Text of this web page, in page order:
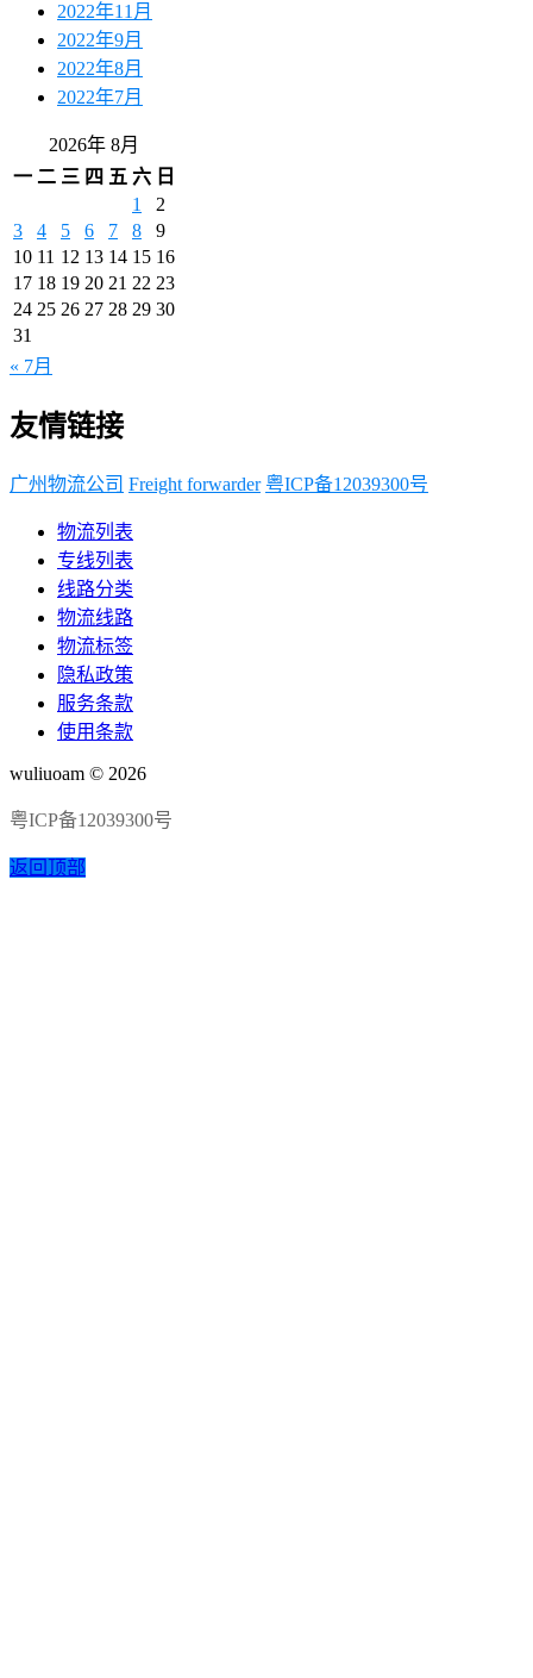
2022年11月
2022年9月
2022年8月
2022年7月
2026年 8月
一 二 三 四 五 六 日
1
2
3
4 5 6 7 8
9
10 11 12 13 14 15 16
17 18 19 20 21 22 23
24 25 26 27 28 29 30
31
« 7月
友情链接
广州物流公司 Freight forwarder 粤ICP备12039300号
物流列表
专线列表
线路分类
物流线路
物流标签
隐私政策
服务条款
使用条款
wuliuoam © 2026
粤ICP备12039300号
返回顶部